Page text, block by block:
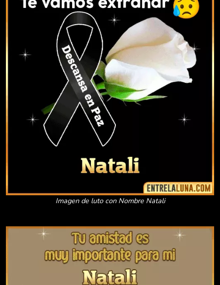
Imagen de luto con Nombre Natali